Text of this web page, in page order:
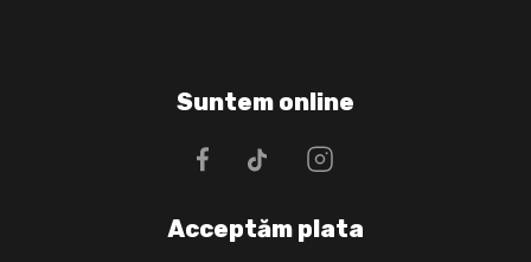
Suntem online
Acceptăm plata